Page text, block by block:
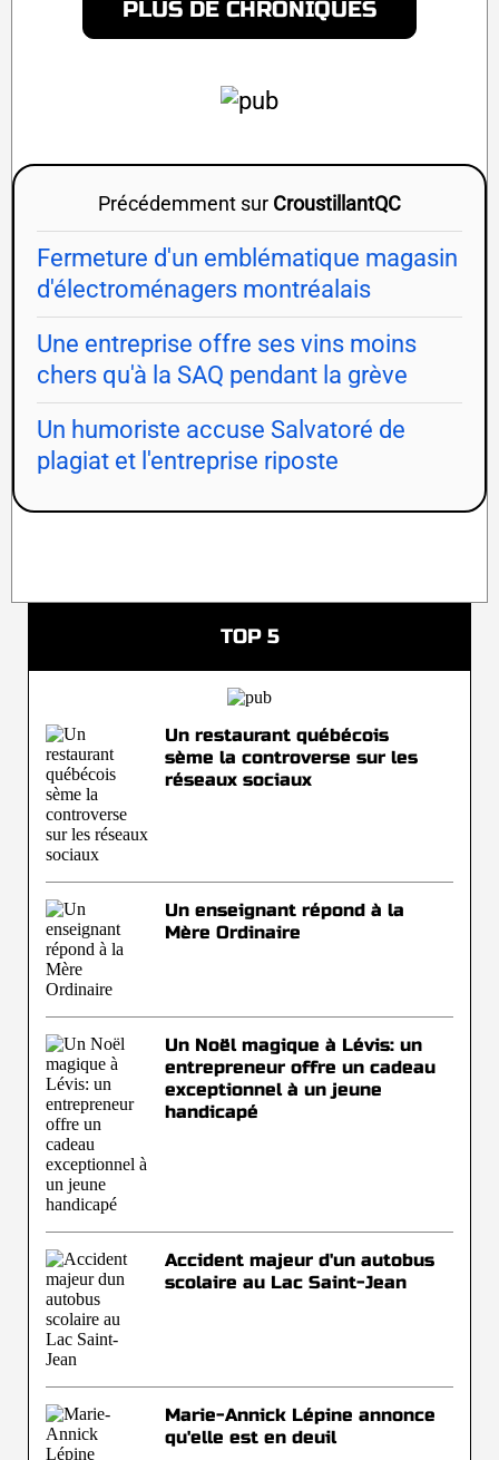
PLUS DE CHRONIQUES
Précédemment sur CroustillantQC
Fermeture d'un emblématique magasin
d'électroménagers montréalais
Une entreprise offre ses vins moins
chers qu'à la SAQ pendant la grève
Un humoriste accuse Salvatoré de
plagiat et l'entreprise riposte
TOP 5
Un restaurant québécois
sème la controverse sur les
réseaux sociaux
Un enseignant répond à la
Mère Ordinaire
Un Noël magique à Lévis: un
entrepreneur offre un cadeau
exceptionnel à un jeune
handicapé
Accident majeur d'un autobus
scolaire au Lac Saint-Jean
Marie-Annick Lépine annonce
qu'elle est en deuil